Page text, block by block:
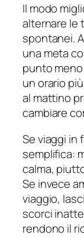
Il modo
alternare le
spontanei.
una meta
punto
un orario
al mattino
cambiare
Se viaggi in
semplifica:
calma,
Se invece
viaggio,
scorci
rendono il